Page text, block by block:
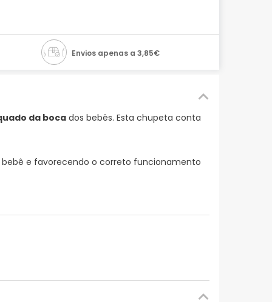
Envios apenas a 3,85€
da boca dos bebês. Esta chupeta conta
e favorecendo o correto funcionamento